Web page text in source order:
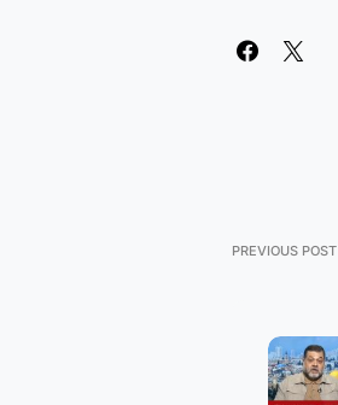
PREVIOUS POST